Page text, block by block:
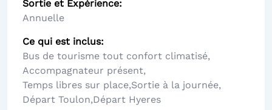
Sortie et Expérience
Annuelle
Ce qui est inclus
Bus de tourisme tout confort climatisé,
Accompagnateur présent,
Temps libres sur place,Sortie à la journée,
Départ Toulon,Départ Hyeres